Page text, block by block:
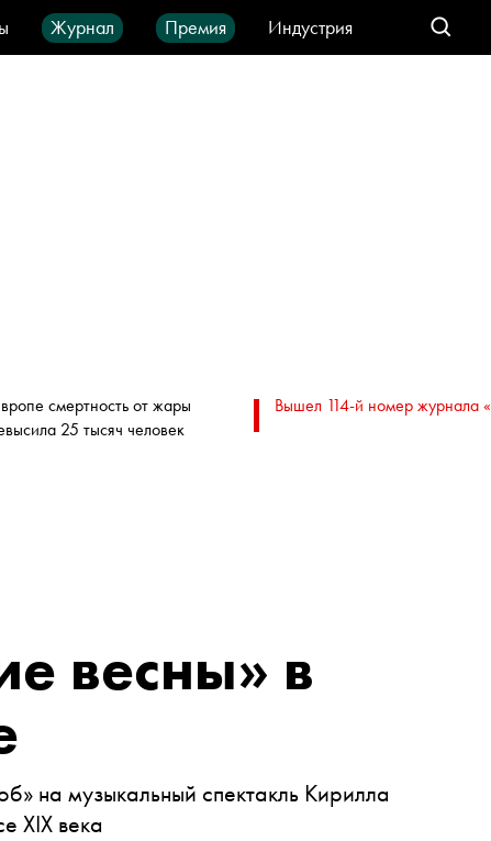
Журнал Премия
Индустрия
Город IT-продукты
смертность от жары
25 тысяч человек
Вышел 114-й номер журнала
весны» в
на музыкальный спектакль Кирилла
XIX века